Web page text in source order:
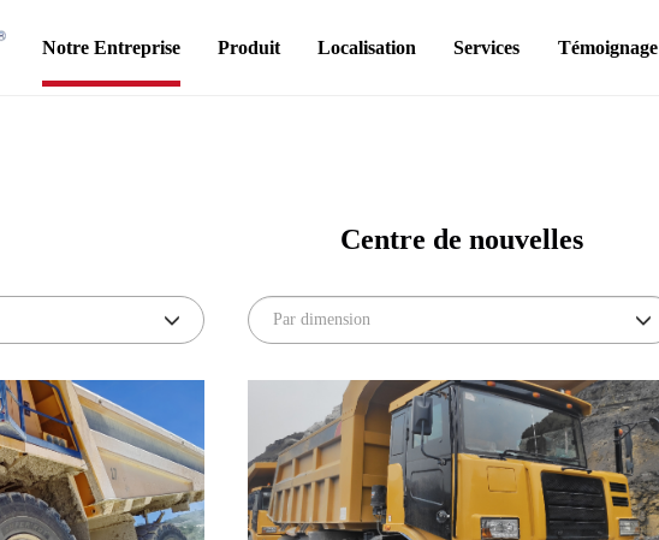
Notre Entreprise Produit Localisation Services Témoignage
Centre de nouvelles